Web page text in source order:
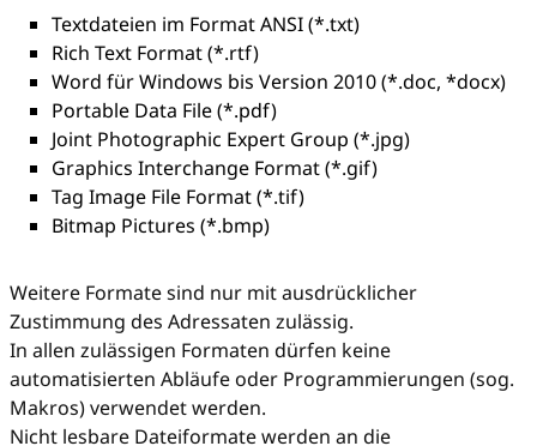
Textdateien im Format ANSI (*.txt)
Rich Text Format (*.rtf)
Word für Windows bis Version 2010 (*.doc, *docx)
Portable Data File (*.pdf)
Joint Photographic Expert Group (*.jpg)
Graphics Interchange Format (*.gif)
Tag Image File Format (*.tif)
Bitmap Pictures (*.bmp)
Weitere Formate sind nur mit ausdrücklicher
Zustimmung des Adressaten zulässig.
In allen zulässigen Formaten dürfen keine
automatisierten Abläufe oder Programmierungen (sog.
Makros) verwendet werden.
Nicht lesbare Dateiformate werden an die